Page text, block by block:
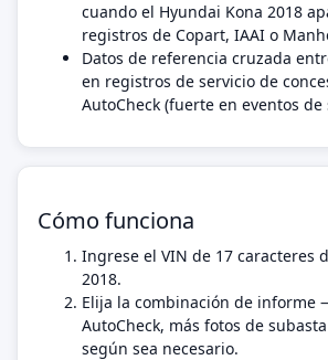
cuando el Hyundai Kona 2018
registros de Copart, IAAI o
Datos de referencia cruzada
en registros de servicio de
AutoCheck (fuerte en eventos de
Cómo funciona
Ingrese el VIN de 17 caracteres
2018.
Elija la combinación de informe
AutoCheck, más fotos de
según sea necesario.